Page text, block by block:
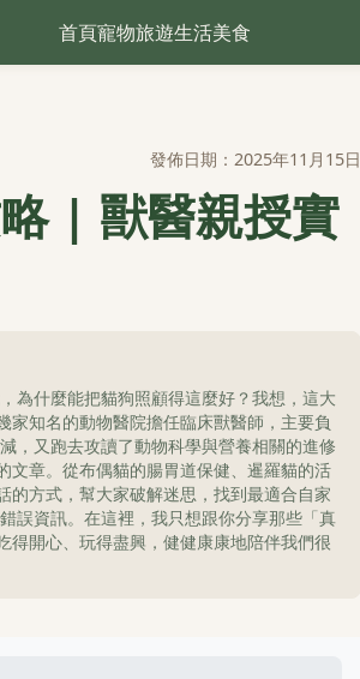
首頁寵物旅遊生活美食
發佈日期：2025年11月15日
| 獸醫親授實
為什麼能把貓狗照顧得這麼好？我想，這大
知名的動物醫院擔任臨床獸醫師，主要負
，又跑去攻讀了動物科學與營養相關的進修
文章。從布偶貓的腸胃道保健、暹羅貓的活
方式，幫大家破解迷思，找到最適合自家
誤資訊。在這裡，我只想跟你分享那些「真
得開心、玩得盡興，健健康康地陪伴我們很